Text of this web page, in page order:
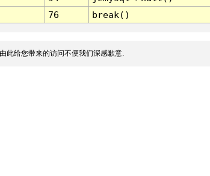
76 break()
此给您带来的访问不便我们深感歉意.